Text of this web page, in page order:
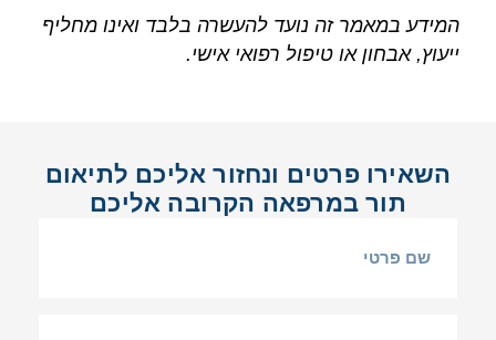
השאירו פרטים ונחזור אליכם לתיאום
תור במרפאה הקרובה אליכם
המידע במאמר זה נועד להעשרה בלבד ואינו מחליף
ייעוץ, אבחון או טיפול רפואי אישי.